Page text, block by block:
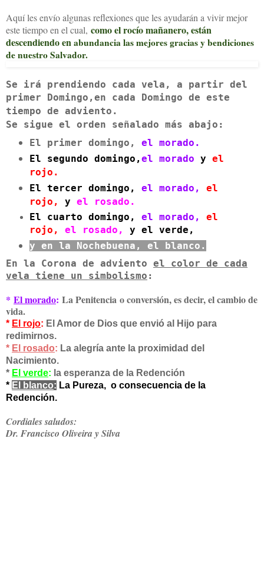
Aquí les envío algunas reflexiones que les ayudarán a vivir mejor
este tiempo en el cual, como el rocío mañanero, están
descendiendo enabundancia las mejores gracias y bendiciones
de nuestro Salvador.
Se irá prendiendo cada vela, a partir del
primer Domingo, en cada Domingo de este
tiempo de adviento.
Se sigue el orden señalado más abajo:
El primer domingo, el morado.
El segundo domingo, el morado y el
rojo.
El tercer domingo,
el morado, el
rojo,
y el rosado.
El cuarto domingo, el morado,
el
rojo,
el rosado,
y el verde,
y en la Nochebuena, el blanco.
En la Corona de adviento el color de cada
vela tiene un simbolismo :
* El morado: La Penitencia o conversión, es decir, el cambio de
vida.
* El rojo: El Amor de Dios que envió al Hijo para
redimirnos.
* El rosado: La alegría ante la proximidad del
Nacimiento.
* El verde: la esperanza de la Redención
* El blanco: La Pureza, o consecuencia de la
Redención.
Cordiales saludos:
Dr. Francisco Oliveira y Silva